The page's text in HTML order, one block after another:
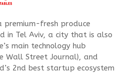
premium-fresh produce
in Tel Aviv, a city that is also
main technology hub
Wall Street Journal), and
2nd best startup ecosystem